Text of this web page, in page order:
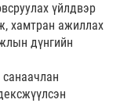
үйлдвэр
хамтран ажиллах
дүнгийн